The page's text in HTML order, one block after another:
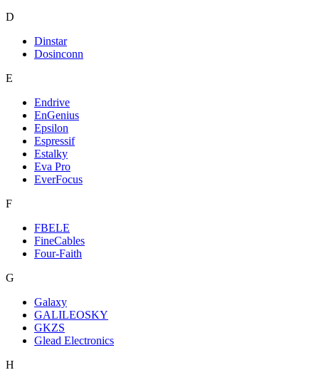
D
Dinstar
Dosinconn
E
Endrive
EnGenius
Epsilon
Espressif
Estalky
Eva Pro
EverFocus
F
FBELE
FineCables
Four-Faith
G
Galaxy
GALILEOSKY
GKZS
Glead Electronics
H